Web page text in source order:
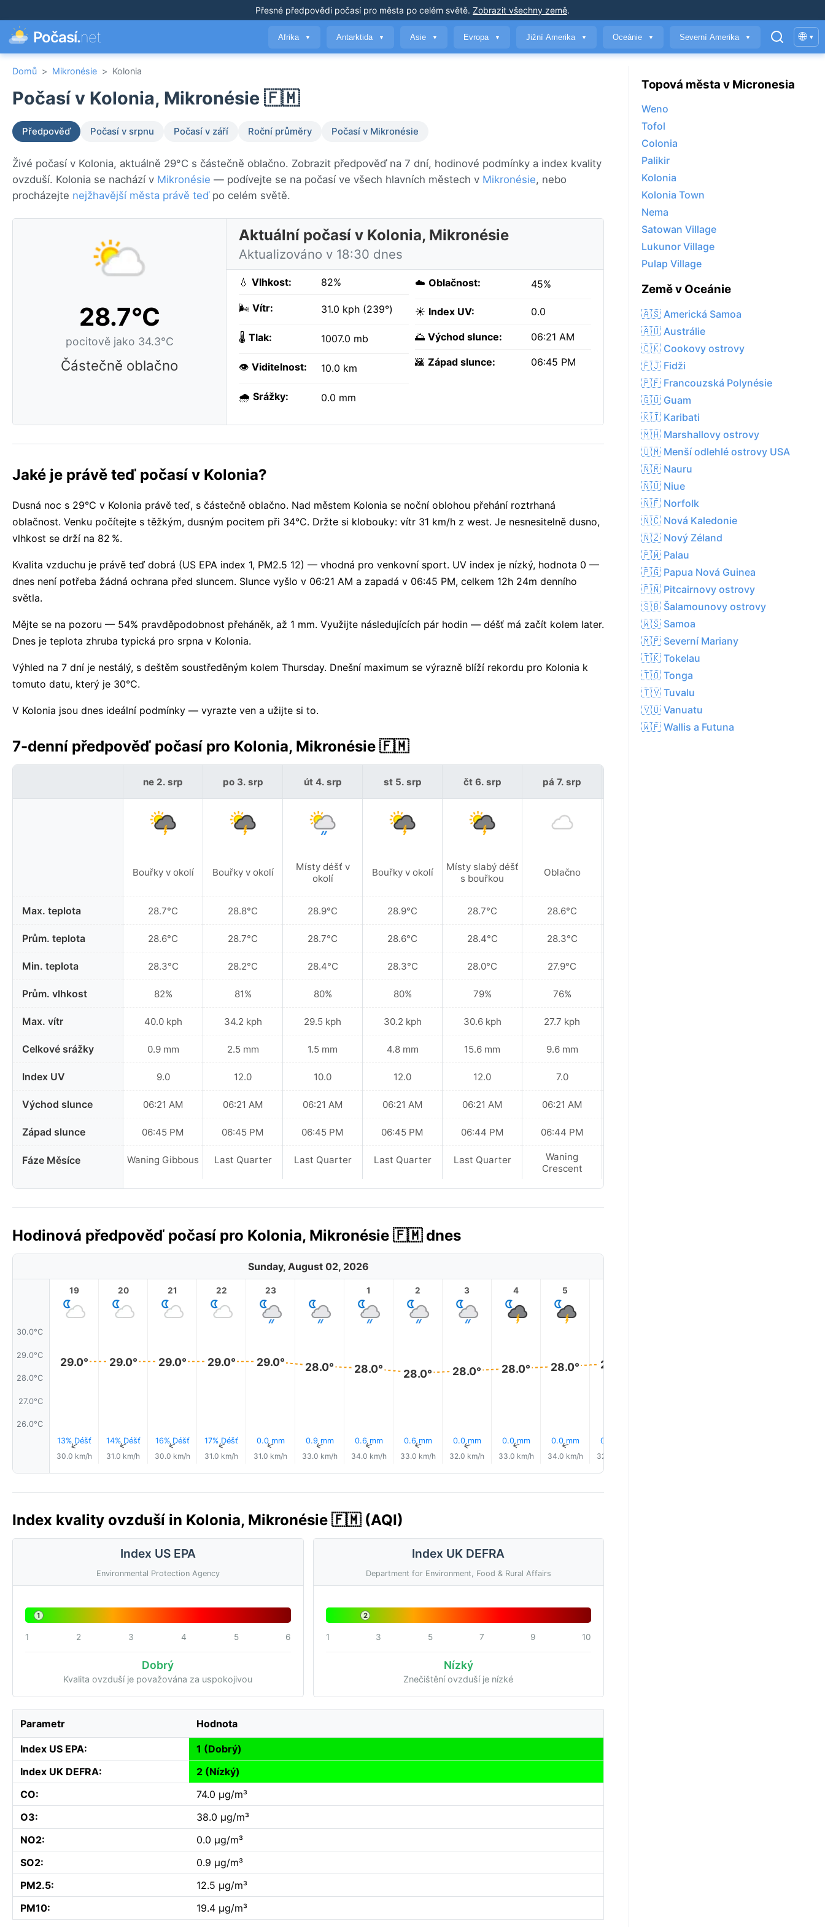
Přesné předpovědi počasípro města po celém světě. Zobrazit všechny země.
Počasí.net Afrika ▼ Antarktida ▼ Asie ▼ Evropa ▼ Jižní Amerika ▼ Oceánie ▼ Severní Amerika ▼ 🌐 ▾
Domů > Mikronésie > Kolonia
Počasí v Kolonia, Mikronésie 🇫🇲
Předpověď Počasí v srpnu Počasí v září Roční průměry Počasí v Mikronésie
Živé počasí v Kolonia, aktuálně 29°C s částečně oblačno. Zobrazit předpověď na 7 dní, hodinové podmínky a index kvality
ovzduší. Kolonia se nachází v Mikronésie — podívejte se na počasí ve všech hlavních městech v Mikronésie, nebo
procházejte nejžhavější města právě teďpo celém světě.
28.7°C
pocitově jako 34.3°C
Částečně oblačno
Aktuální počasí v Kolonia, Mikronésie
Aktualizováno v 18:30 dnes
💧 Vlhkost: 82%
🌬️ Vítr: 31.0 kph (239°)
🌡️ Tlak: 1007.0 mb
👁️ Viditelnost: 10.0 km
🌧️ Srážky: 0.0 mm
☁️ Oblačnost: 45%
☀️ Index UV: 0.0
🌅 Východ slunce: 06:21 AM
🌇 Západ slunce: 06:45 PM
Jaké je právě teď počasí v Kolonia?
Dusná noc s 29°C v Kolonia právě teď, s částečně oblačno. Nad městem Kolonia se noční oblohou přehání roztrhaná
oblačnost. Venku počítejte s těžkým, dusným pocitem při 34°C. Držte si klobouky: vítr 31 km/h z west. Je nesnesitelně dusno,
vlhkost se drží na 82 %.
Kvalita vzduchu je právě teď dobrá (US EPA index 1, PM2.5 12) — vhodná pro venkovní sport. UV index je nízký, hodnota 0 —
dnes není potřeba žádná ochrana před sluncem. Slunce vyšlo v 06:21 AM a zapadá v 06:45 PM, celkem 12h 24m denního
světla.
Mějte se na pozoru — 54% pravděpodobnost přeháněk, až 1 mm. Využijte následujících pár hodin — déšť má začít kolem later.
Dnes je teplota zhruba typická pro srpna v Kolonia.
Výhled na 7 dní je nestálý, s deštěm soustředěným kolem Thursday. Dnešní maximum se výrazně blíží rekordu pro Kolonia k
tomuto datu, který je 30°C.
V Kolonia jsou dnes ideální podmínky — vyrazte ven a užijte si to.
7-denní předpověď počasí pro Kolonia, Mikronésie 🇫🇲
Max. teplota
Prům. teplota
Min. teplota
Prům. vlhkost
Max. vítr
Celkové srážky
Index UV
Východ slunce
Západ slunce
Fáze Měsíce
ne 2. srp
Bouřky v okolí
28.7°C
28.6°C
28.3°C
82%
40.0 kph
0.9 mm
9.0
06:21 AM
06:45 PM
Waning Gibbous
po 3. srp
Bouřky v okolí
28.8°C
28.7°C
28.2°C
81%
34.2 kph
2.5 mm
12.0
06:21 AM
06:45 PM
Last Quarter
út 4. srp
Místy déšť v
okolí
28.9°C
28.7°C
28.4°C
80%
29.5 kph
1.5 mm
10.0
06:21 AM
06:45 PM
Last Quarter
st 5. srp
Bouřky v okolí
28.9°C
28.6°C
28.3°C
80%
30.2 kph
4.8 mm
12.0
06:21 AM
06:45 PM
Last Quarter
čt 6. srp
Místy slabý déšť
s bouřkou
28.7°C
28.4°C
28.0°C
79%
30.6 kph
15.6 mm
12.0
06:21 AM
06:44 PM
Last Quarter
pá 7. srp
Oblačno
28.6°C
28.3°C
27.9°C
76%
27.7 kph
9.6 mm
7.0
06:21 AM
06:44 PM
Waning
Crescent
Hodinová předpověď počasí pro Kolonia, Mikronésie 🇫🇲 dnes
Sunday, August 02, 2026
30.0°C
29.0°C
28.0°C
27.0°C
26.0°C
19
29.0°
13% Déšť
↑
30.0 km/h
20
29.0°
14% Déšť
↑
31.0 km/h
21
29.0°
16% Déšť
↑
30.0 km/h
22
29.0°
17% Déšť
↑
31.0 km/h
23
29.0°
0.0 mm
↑
31.0 km/h
28.0°
0.9 mm
↑
33.0 km/h
1
28.0°
0.6 mm
↑
34.0 km/h
2
28.0°
0.6 mm
↑
33.0 km/h
3
28.0°
0.0 mm
↑
32.0 km/h
4
28.0°
0.0 mm
↑
33.0 km/h
5
28.0°
0.0 mm
↑
34.0 km/h
29.0°
0.0 mm
32.0 km/h
Index kvality ovzduší in Kolonia, Mikronésie 🇫🇲 (AQI)
Index US EPA
Environmental Protection Agency
1
1 2 3 4 5 6
Dobrý
Kvalita ovzduší je považována za uspokojivou
Index UK DEFRA
Department for Environment, Food & Rural Affairs
2
1 3 5 7 9 10
Nízký
Znečištění ovzduší je nízké
Parametr Hodnota
Index US EPA:
1 (Dobrý)
Index UK DEFRA:
2 (Nízký)
CO:
74.0 µg/m³
O3:
38.0 µg/m³
NO2:
0.0 µg/m³
SO2:
0.9 µg/m³
PM2.5:
12.5 µg/m³
PM10:
19.4 µg/m³
Topová města v Micronesia
Weno
Tofol
Colonia
Palikir
Kolonia
Kolonia Town
Nema
Satowan Village
Lukunor Village
Pulap Village
Země v Oceánie
🇦🇸 Americká Samoa
🇦🇺 Austrálie
🇨🇰 Cookovy ostrovy
🇫🇯 Fidži
🇵🇫 Francouzská Polynésie
🇬🇺 Guam
🇰🇮 Karibati
🇲🇭 Marshallovy ostrovy
🇺🇲 Menší odlehlé ostrovy USA
🇳🇷 Nauru
🇳🇺 Niue
🇳🇫 Norfolk
🇳🇨 Nová Kaledonie
🇳🇿 Nový Zéland
🇵🇼 Palau
🇵🇬 Papua Nová Guinea
🇵🇳 Pitcairnovy ostrovy
🇸🇧 Šalamounovy ostrovy
🇼🇸 Samoa
🇲🇵 Severní Mariany
🇹🇰 Tokelau
🇹🇴 Tonga
🇹🇻 Tuvalu
🇻🇺 Vanuatu
🇼🇫 Wallis a Futuna